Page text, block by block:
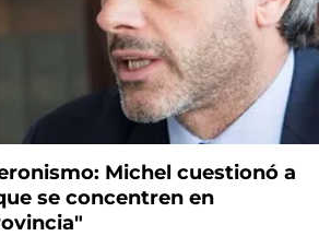
Michel cuestionó a
se concentren en